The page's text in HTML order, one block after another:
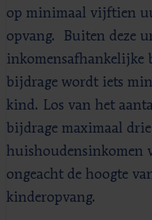
op minimaal vijftien
opvang. Buiten deze
inkomensafhankelijke
bijdrage wordt iets
kind. Los van het
bijdrage maximaal
huishoudensinkomen
ongeacht de hoogte
kinderopvang.